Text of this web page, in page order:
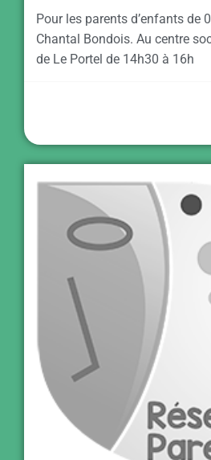
Pour les parents d’enfants de
Chantal Bondois. Au centre
de Le Portel de 14h30 à 16h